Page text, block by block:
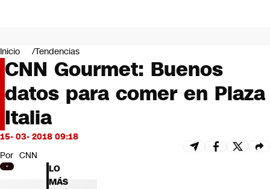
Negocios
Deportes
Programas completos
Cultura
Servicios
Bits
CNN tiempo
Futuro 360
Opinión
Inicio Tendencias
CNN Gourmet: Buenos
datos para comer en Plaza
Italia
15- 03- 2018 09:18
Por CNN
LO
MÁS